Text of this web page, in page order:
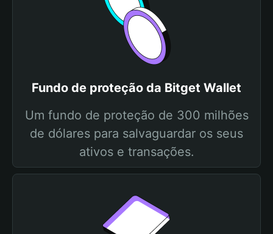
Fundo de proteção da Bitget Wallet
Um fundo de proteção de 300 milhões
de dólares para salvaguardar os seus
ativos e transações.